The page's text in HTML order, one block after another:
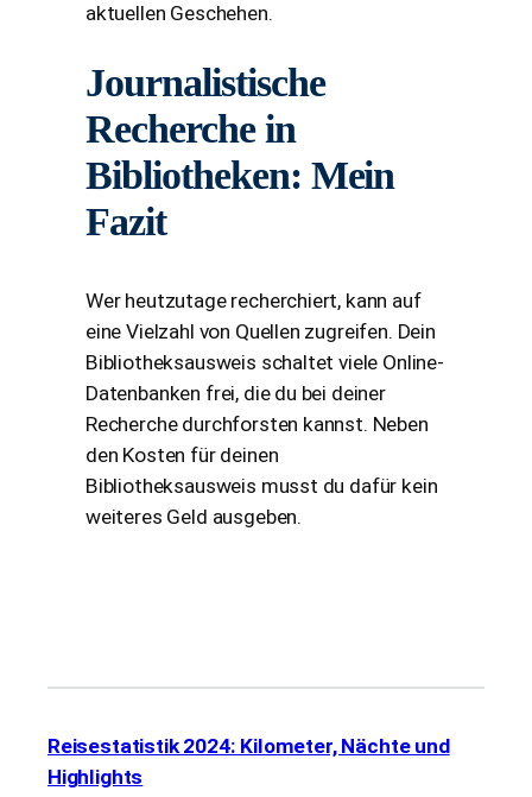
aktuellen Geschehen.
Journalistische
Recherche in
Bibliotheken: Mein
Fazit
Wer heutzutage recherchiert, kann auf
eine Vielzahl von Quellen zugreifen. Dein
Bibliotheksausweis schaltet viele Online-
Datenbanken frei, die du bei deiner
Recherche durchforsten kannst. Neben
den Kosten für deinen
Bibliotheksausweis musst du dafür kein
weiteres Geld ausgeben.
Reisestatistik 2024: Kilometer, Nächte und
Highlights